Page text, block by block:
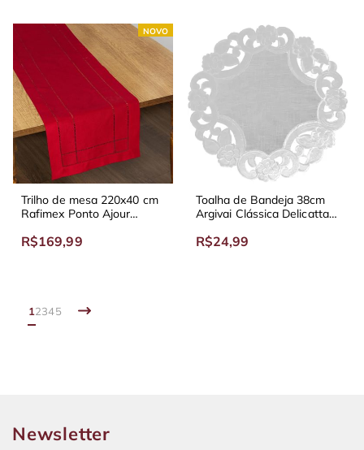
NOVO
Trilho de mesa 220x40 cm
Rafimex Ponto Ajour
R$169,99
Toalha de Bandeja 38cm
Argivai Clássica Delicatta
R$24,99
12345
Newsletter